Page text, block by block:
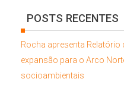
POSTS RECENTES
Rocha apresenta Relatório
expansão para o Arco
socioambientais